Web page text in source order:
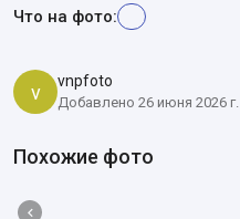
Что на фото:
v vnpfoto
Добавлено 26 июня 2026
Похожие фото